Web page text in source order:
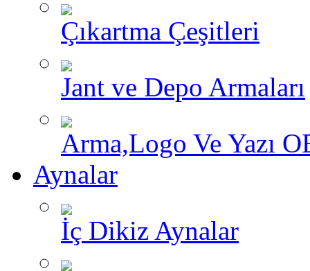
Çıkartma Çeşitleri
Jant ve Depo Armaları
Arma,Logo Ve Yazı
Aynalar
İç Dikiz Aynalar